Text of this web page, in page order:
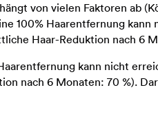
von vielen Faktoren ab
100% Haarentfernung
Haar-Reduktion nach 6
kann nicht
nach 6 Monaten: 70 %).